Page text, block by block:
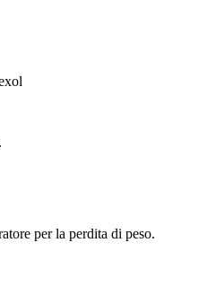
per la perdita di peso.